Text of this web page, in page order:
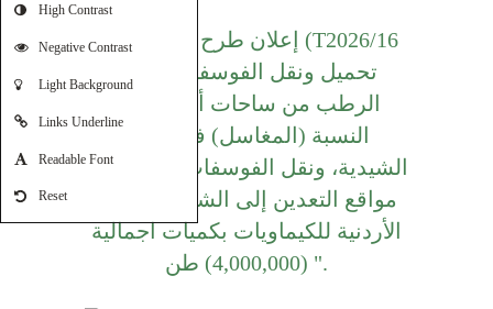
High Contrast
Negative Contrast
Light Background
Links Underline
Readable Font
Reset
إعلان طرح العطاء رقم (T2026/16
الرطب من ساحات أجهزة رفع
النسبة (المغاسل) في منجم
الشيدية، ونقل الفوسفات الجاف من
مواقع التعدين إلى الشركة الهندية
الأردنية للكيماويات بكميات اجمالية
(4,000,000) طن ".